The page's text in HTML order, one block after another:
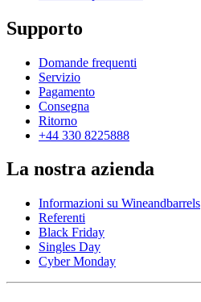
Supporto
Domande frequenti
Servizio
Pagamento
Consegna
Ritorno
+44 330 8225888
La nostra azienda
Informazioni su Wineandbarrels
Referenti
Black Friday
Singles Day
Cyber Monday